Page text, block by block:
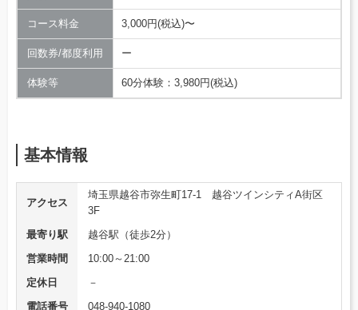
コース料金 3,000円(税込)〜
回数券/都度利用 ー
体験等 60分体験：3,980円(税込)
基本情報
アクセス
埼玉県越谷市弥生町17-1 越谷ツインシティA街区
3F
最寄り駅
越谷駅（徒歩2分）
営業時間
10:00～21:00
定休日
－
電話番号
048-940-1080